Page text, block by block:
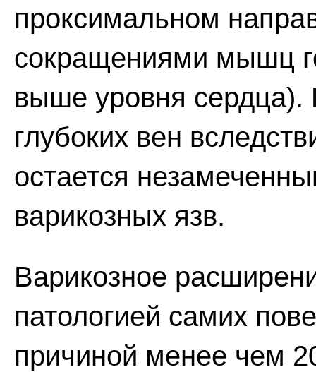
проксимальном
сокращениями мышц
выше уровня сердца).
глубоких вен
остается
варикозных язв.
Варикозное
патологией самих
причиной менее чем